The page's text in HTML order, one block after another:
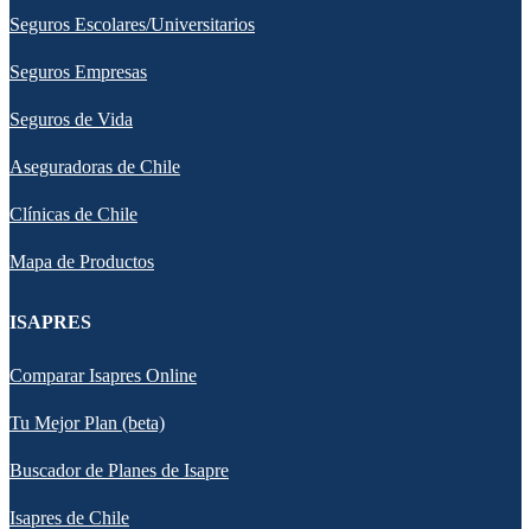
Seguros Escolares/Universitarios
Seguros Empresas
Seguros de Vida
Aseguradoras de Chile
Clínicas de Chile
Mapa de Productos
ISAPRES
Comparar Isapres Online
Tu Mejor Plan (beta)
Buscador de Planes de Isapre
Isapres de Chile